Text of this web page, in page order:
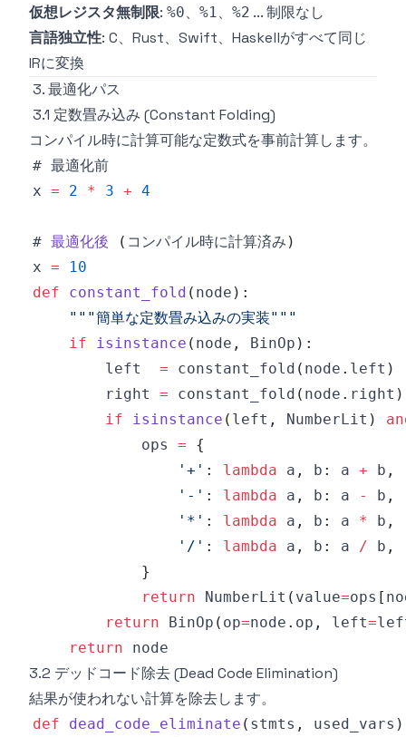
仮想レジスタ無制限: %0、 %1、 %2 ... 制限なし
言語独立性: C、Rust、Swift、Haskellがすべて同じ
IRに変換
3. 最適化パス
3.1 定数畳み込み (Constant Folding)
コンパイル時に計算可能な定数式を事前計算します。
x = 2 * 3 + 4
# 最適化後 ( コンパイル時に計算済み )
x =
10
def
constant_fold ( node ) :
"""簡単な定数畳み込みの実装"""
if
isinstance ( node , BinOp ) :
        left
= constant_fold ( node . left )
        right
= constant_fold ( node . right )
if
isinstance ( left , NumberLit )
            ops
=
{
'+' : lambda a , b : a + b ,
'-' : lambda a , b : a - b ,
'*' : lambda a , b : a * b ,
'/' : lambda a , b : a / b ,
}
return NumberLit ( value=ops [
return BinOp ( op=node . op , left=
return
3.2 デッドコード除去 (Dead Code Elimination)
結果が使われない計算を除去します。
def dead_code_eliminate ( stmts , used_vars )